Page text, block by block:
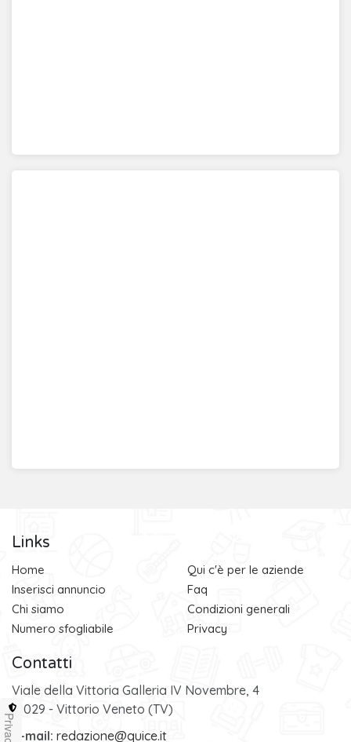
Links
Home
Inserisci annuncio
Chi siamo
Numero sfogliabile
Qui c'è per le aziende
Faq
Condizioni generali
Privacy
Contatti
Viale della Vittoria Galleria IV Novembre, 4
31029 - Vittorio Veneto (TV)
e-mail: redazione@quice.it
Privacy